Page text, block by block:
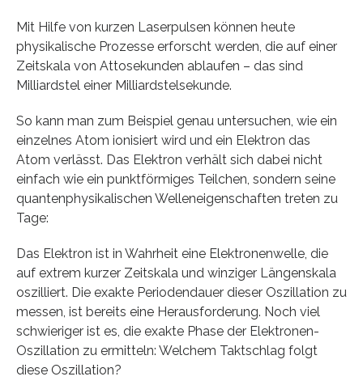
Mit Hilfe von kurzen Laserpulsen können heute
physikalische Prozesse erforscht werden, die auf einer
Zeitskala von Attosekunden ablaufen – das sind
Milliardstel einer Milliardstelsekunde.
So kann man zum Beispiel genau untersuchen, wie ein
einzelnes Atom ionisiert wird und ein Elektron das
Atom verlässt. Das Elektron verhält sich dabei nicht
einfach wie ein punktförmiges Teilchen, sondern seine
quantenphysikalischen Welleneigenschaften treten zu
Tage:
Das Elektron ist in Wahrheit eine Elektronenwelle, die
auf extrem kurzer Zeitskala und winziger Längenskala
oszilliert. Die exakte Periodendauer dieser Oszillation zu
messen, ist bereits eine Herausforderung. Noch viel
schwieriger ist es, die exakte Phase der Elektronen-
Oszillation zu ermitteln: Welchem Taktschlag folgt
diese Oszillation?